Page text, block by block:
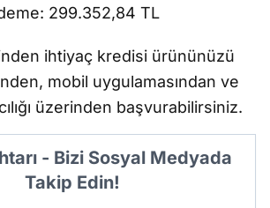
299.352,84 TL
ihtiyaç kredisi ürününüzü
mobil uygulamasından ve
üzerinden başvurabilirsiniz.
- Bizi Sosyal Medyada
Takip Edin!